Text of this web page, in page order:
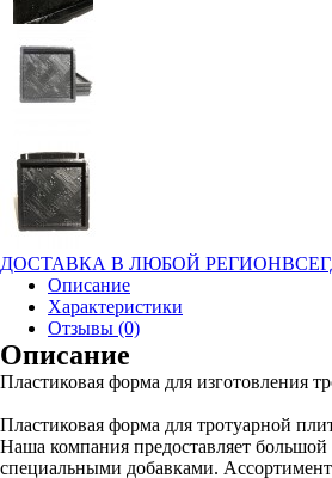
ДОСТАВКА В ЛЮБОЙ РЕГИОН
Описание
Характеристики
Отзывы (0)
Описание
Пластиковая форма для изготовления
Пластиковая форма для тротуарной
Наша компания предоставляет
специальными добавками.